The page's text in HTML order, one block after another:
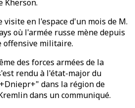
Kherson.
visite en l'espace d'un mois de M.
où l'armée russe mène depuis
offensive militaire.
des forces armées de la
rendu à l'état-major du
dans la région de
dans un communiqué.